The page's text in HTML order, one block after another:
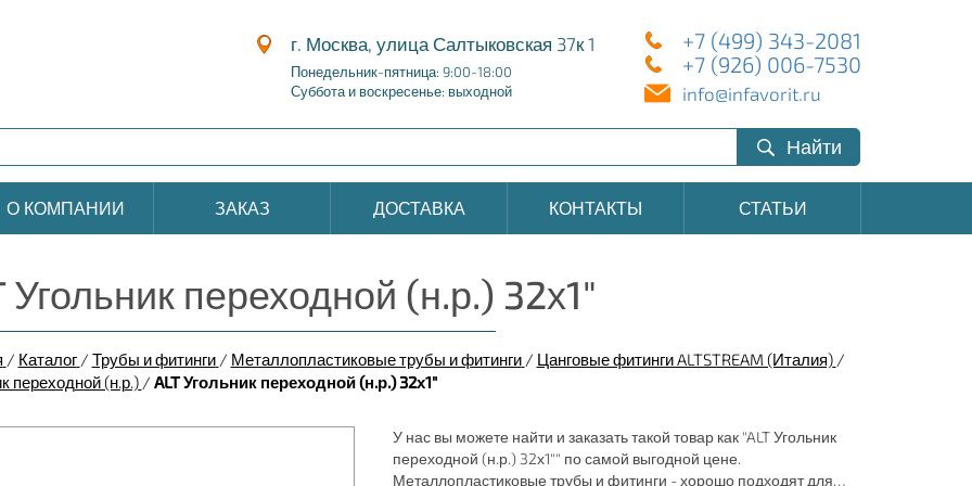
г. Москва, улица Салтыковская 37к 1
Понедельник-пятница: 9:00-18:00
Суббота и воскресенье: выходной
+7 (499) 343-2081
+7 (926) 006-7530
info@infavorit.ru
Найти
О КОМПАНИИ ЗАКАЗ ДОСТАВКА КОНТАКТЫ СТАТЬИ
Угольник переходной (н.р.) 32х1"
/ Каталог / Трубы и фитинги / Металлопластиковые трубы и фитинги / Цанговые фитинги ALTSTREAM (Италия) /
переходной (н.р.) / ALT Угольник переходной (н.р.) 32х1"
У нас вы можете найти и заказать такой товар как "ALT Угольник
переходной (н.р.) 32х1"" по самой выгодной цене.
Металлопластиковые трубы и фитинги - хорошо подходят для